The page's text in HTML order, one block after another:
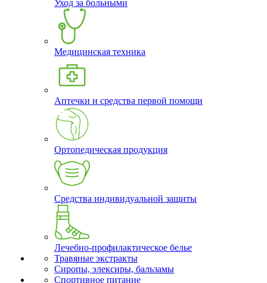
Уход за больными
Медицинская техника
Аптечки и средства первой помощи
Ортопедическая продукция
Средства индивидуальной защиты
Лечебно-профилактическое белье
Травяные экстракты
Сиропы, элексиры, бальзамы
Спортивное питание